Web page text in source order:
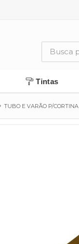
Tintas
TUBO E VARÃO P/CORTINA